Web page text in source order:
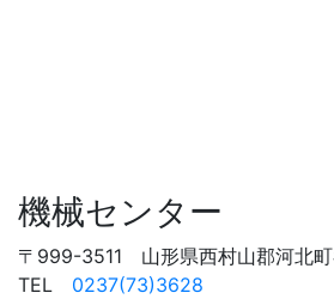
機械センター
〒999-3511 山形県西村山郡河北
TEL 0237(73)3628